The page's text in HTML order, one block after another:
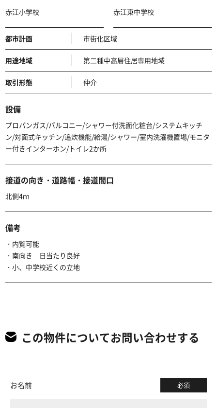
赤江小学校 赤江東中学校
都市計画 市街化区域
用途地域 第二種中高層住居専用地域
取引形態 仲介
設備
プロパンガス/バルコニー/シャワー付洗面化粧台/システムキッチ
ン/対面式キッチン/追炊機能/給湯/シャワー/室内洗濯機置場/モニタ
ー付きインターホン/トイレ2か所
接道の向き・道路幅・接道間口
北側4ｍ
備考
・内覧可能
・南向き 日当たり良好
・小、中学校近くの立地
この物件についてお問い合わせする
お名前 必須